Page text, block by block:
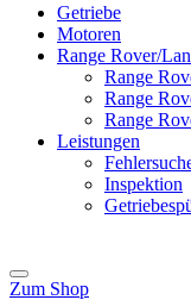
Getriebe
Motoren
Range Rover/
Range
Range
Range
Leistungen
Inspektion
Zum Shop